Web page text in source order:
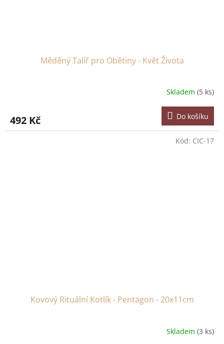
Měděný Talíř pro Obětiny - Květ Života
Skladem (5 ks)
492 Kč Do košíku
Kovový Rituální Kotlík - Pentagon - 20x11cm
Skladem (3 ks)
Kód: CIC-17